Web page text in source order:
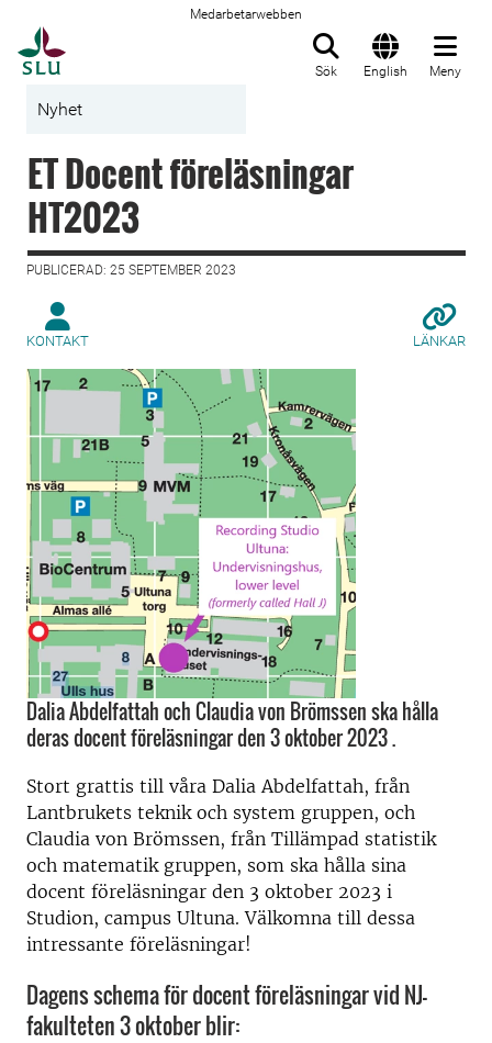
Medarbetarwebben
Sök English Meny
Nyhet
ET Docent föreläsningar
HT2023
PUBLICERAD: 25 SEPTEMBER 2023
KONTAKT LÄNKAR
Dalia Abdelfattah och Claudia von Brömssen ska hålla
deras docent föreläsningar den 3 oktober 2023 .
Stort grattis till våra Dalia Abdelfattah, från
Lantbrukets teknik och system gruppen, och
Claudia von Brömssen, från Tillämpad statistik
och matematik gruppen, som ska hålla sina
docent föreläsningar den 3 oktober 2023 i
Studion, campus Ultuna. Välkomna till dessa
intressante föreläsningar!
Dagens schema för docent föreläsningar vid NJ-
fakulteten 3 oktober blir: